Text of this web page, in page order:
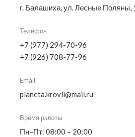
г. Балашиха, ул. Лесные Поляны,
Телефон
+7 (977) 294-70-96
+7 (926) 708-77-96
Email
planeta.krovli@mail.ru
Время работы
Пн–Пт: 08:00 – 20:00